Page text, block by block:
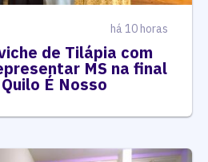
há 10 horas
de Tilápia com
MS na final
É Nosso